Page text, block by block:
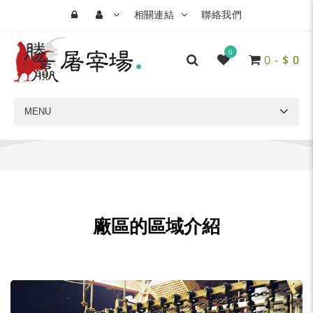
相關連結 聯絡我們
0
0 - $ 0
MENU
廠區的區域介紹